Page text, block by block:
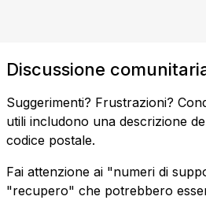
Discussione
Suggerimenti? Frustrazioni?
utili includono una descrizione
codice postale.
Fai attenzione ai "numeri di
"recupero" che potrebbero